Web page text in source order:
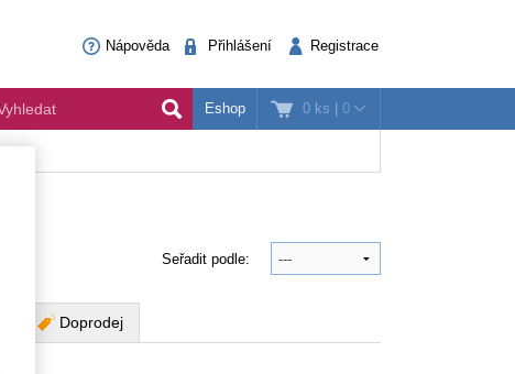
Nápověda Přihlášení Registrace
0 ks | 0
Eshop
Seřadit podle:
Doprodej